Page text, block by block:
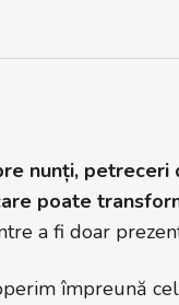
nunți,
poate
a fi doar
împreună